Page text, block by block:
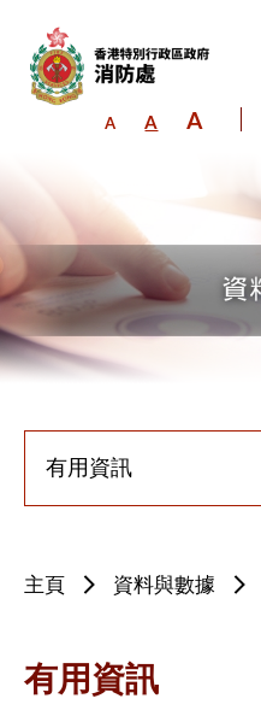
A A A
主頁 資料與數據
有用資訊